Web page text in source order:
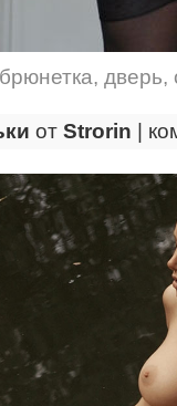
брюнетка, дверь,
от Strorin